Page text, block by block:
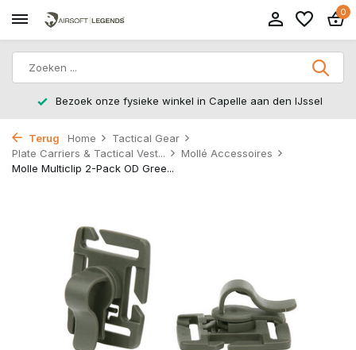
0
Bezoek onze fysieke winkel in Capelle aan den IJssel
Terug Home
Tactical Gear
Plate Carriers & Tactical Vest...
Mollé Accessoires
Molle Multiclip 2-Pack OD Gree...